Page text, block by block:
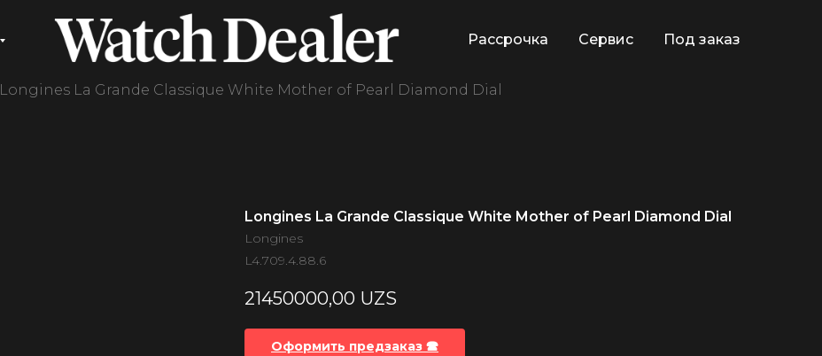
Рассрочка Сервис Под заказ
Longines La Grande Classique White Mother of Pearl Diamond Dial
Longines La Grande Classique White Mother of Pearl Diamond Dial
Longines
L4.709.4.88.6
21450000,00 UZS
Оформить предзаказ 🕿